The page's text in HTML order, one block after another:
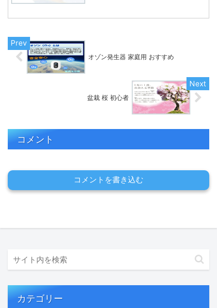
オゾン発生器 家庭用 おすすめ
盆栽 桜 初心者
コメント
コメントを書き込む
カテゴリー